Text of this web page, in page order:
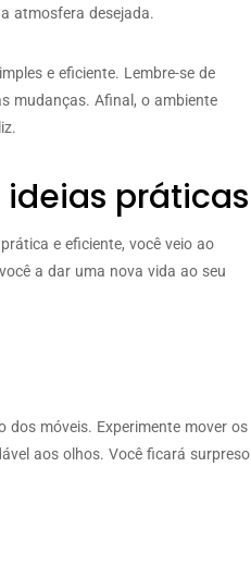
atmosfera desejada.
e eficiente. Lembre-se de
mudanças. Afinal, o ambiente
ideias práticas
e eficiente, você veio ao
a dar uma nova vida ao seu
dos móveis. Experimente mover os
aos olhos. Você ficará surpreso